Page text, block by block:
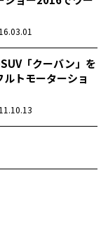
SUV「クーバン」を
トモーターショ